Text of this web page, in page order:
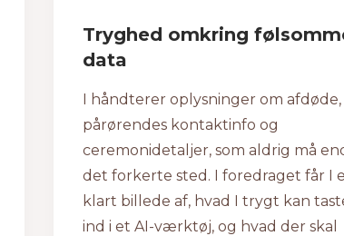
Tryghed omkring
data
I håndterer oplysninger om afdøde,
pårørendes kontaktinfo og
ceremonidetaljer, som aldrig må
det forkerte sted. I foredraget får I
klart billede af, hvad I trygt kan
ind i et AI-værktøj, og hvad der skal